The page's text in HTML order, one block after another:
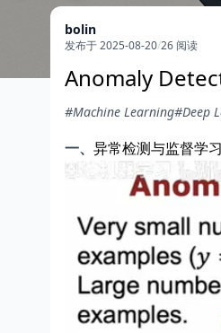
bolin
发布于 2025-08-20/26 阅读
Anomaly
#Machine Learning#Deep
一、 异常检测与监督学